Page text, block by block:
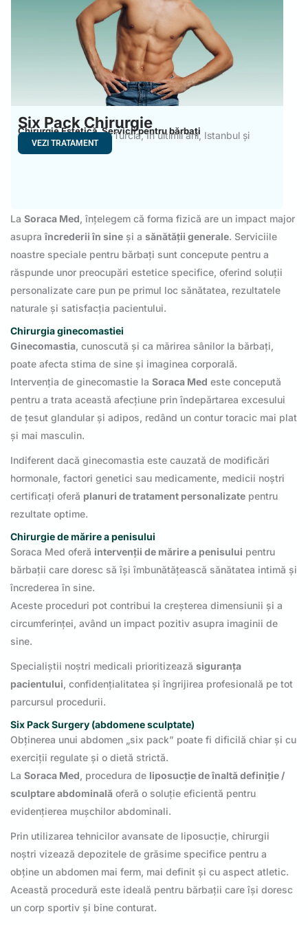
Six Pack Chirurgie
Chirurgie Estetică,Servicii pentru bărbați
Chirurgia Six Pack în Turcia, În ultimii ani, Istanbul și
VEZI TRATAMENT
La Soraca Med, înțelegem că forma fizică are un impact major
asupraîncrederii în sine și a sănătății generale. Serviciile
noastre speciale pentru bărbați sunt concepute pentru a
răspunde unor preocupări estetice specifice, oferind soluții
personalizate care pun pe primul loc sănătatea, rezultatele
naturale și satisfacția pacientului.
Chirurgia ginecomastiei
Ginecomastia, cunoscută și ca mărirea sânilor la bărbați,
poate afecta stima de sine și imaginea corporală.
Intervenția de ginecomastie la Soraca Med este concepută
pentru a trata această afecțiune prin îndepărtarea excesului
de țesut glandular și adipos, redând un contur toracic mai plat
și mai masculin.
Indiferent dacă ginecomastia este cauzată de modificări
hormonale, factori genetici sau medicamente, medicii noștri
certificați oferă planuri de tratament personalizate pentru
rezultate optime.
Chirurgie de mărire a penisului
Soraca Med oferă intervenții de mărire a penisului pentru
bărbații care doresc să își îmbunătățească sănătatea intimă și
încrederea în sine.
Aceste proceduri pot contribui la creșterea dimensiunii și a
circumferinței, având un impact pozitiv asupra imaginii de
sine.
Specialiștii noștri medicali prioritizează siguranța
pacientului, confidențialitatea și îngrijirea profesională pe tot
parcursul procedurii.
Six Pack Surgery (abdomene sculptate)
Obținerea unui abdomen „six pack” poate fi dificilă chiar și cu
exerciții regulate și o dietă strictă.
La Soraca Med, procedura de liposucție de înaltă definiție /
sculptare abdominală oferă o soluție eficientă pentru
evidențierea mușchilor abdominali.
Prin utilizarea tehnicilor avansate de liposucție, chirurgii
noștri vizează depozitele de grăsime specifice pentru a
obține un abdomen mai ferm, mai definit și cu aspect atletic.
Această procedură este ideală pentru bărbații care își doresc
un corp sportiv și bine conturat.